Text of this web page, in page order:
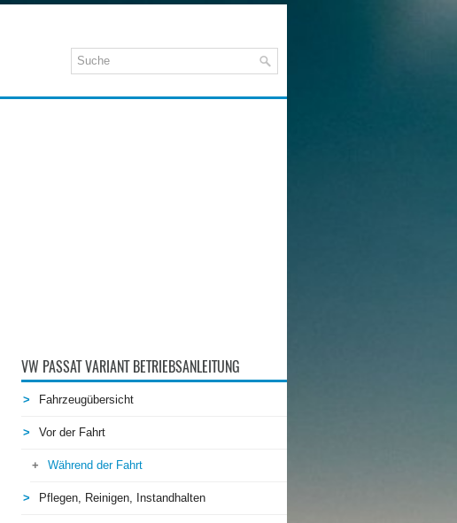
VW PASSAT VARIANT BETRIEBSANLEITUNG
Fahrzeugübersicht
Vor der Fahrt
Während der Fahrt
Pflegen, Reinigen, Instandhalten